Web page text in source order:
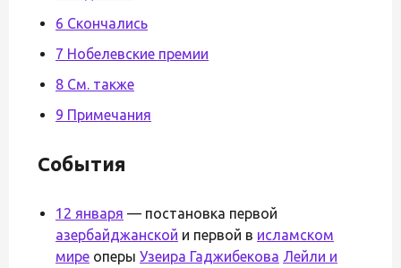
6 Скончались
7 Нобелевские премии
8 См. также
9 Примечания
События
12 января — постановка первой
азербайджанской и первой в исламском
мире оперы Узеира Гаджибекова Лейли и